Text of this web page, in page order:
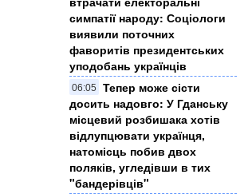
симпатії народу: Соціологи
виявили поточних
фаворитів президентських
уподобань українців
06:05
Тепер може сісти
досить надовго: У Гданську
місцевий розбишака хотів
відлупцювати українця,
натомісць побив двох
поляків, угледівши в тих
"бандерівців"